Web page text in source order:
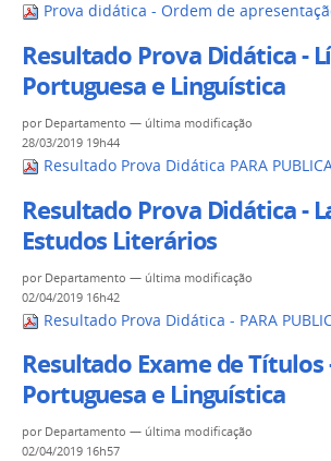
Prova didática - Ordem de
Resultado Prova Didática -
Portuguesa e Linguística
por Departamento — última modificação
28/03/2019 19h44
Resultado Prova Didática PARA
Resultado Prova Didática -
Estudos Literários
por Departamento — última modificação
02/04/2019 16h42
Resultado Prova Didática - PARA
Resultado Exame de Títulos
Portuguesa e Linguística
por Departamento — última modificação
02/04/2019 16h57